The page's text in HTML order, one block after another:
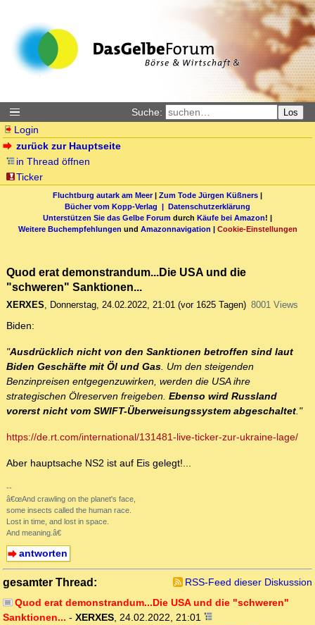
Suche: Los
Login
zurück zur Hauptseite
in Thread öffnen
Ticker
Fluchtburg autark am Meer| Zum Tode Jürgen Küßners |
Bücher vom Kopp-Verlag | Datenschutzerklärung
Unterstützen Sie das Gelbe Forum durch Käufe bei Amazon! |
Weitere Buchempfehlungen und Amazonnavigation | Cookie-Einstellungen
Quod erat demonstrandum...Die USA und die
"schweren" Sanktionen...
XERXES, Donnerstag, 24.02.2022, 21:01 (vor 1625 Tagen) 8001 Views
Biden:
"Ausdrücklich nicht von den Sanktionen betroffen sind laut
Biden Geschäfte mit Öl und Gas. Um den steigenden
Benzinpreisen entgegenzuwirken, werden die USA ihre
strategischen Ölreserven freigeben. Ebenso wird Russland
vorerst nicht vom SWIFT-Überweisungssystem abgeschaltet."
https://de.rt.com/international/131481-live-ticker-zur-ukraine-lage/
Aber hauptsache NS2 ist auf Eis gelegt!...
--
â€œAnd crawling on the planet's face,
some insects called the human race.
Lost in time, and lost in space.
And meaning.â€
antworten
gesamter Thread:
RSS-Feed dieser Diskussion
Quod erat demonstrandum...Die USA und die "schweren"
Sanktionen... - XERXES, 24.02.2022, 21:01